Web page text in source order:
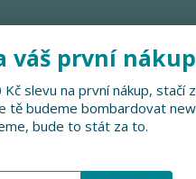
PRO FIRMY,
váš první
slevu na první nákup, stačí
tě budeme bombardovat
bude to stát za to.